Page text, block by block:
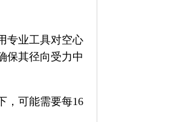
专业工具对空心
保其径向受力中
，可能需要每16